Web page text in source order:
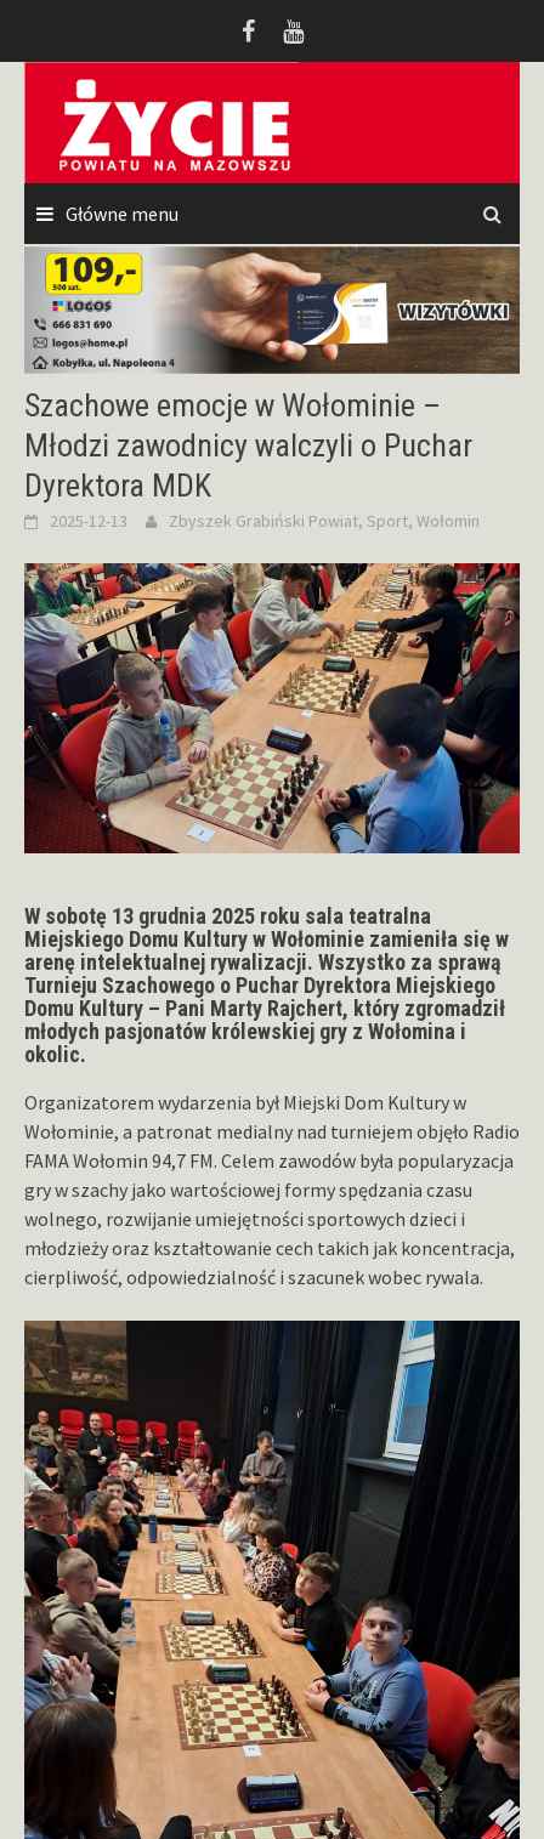
Główne menu
Szachowe emocje w Wołominie –
Młodzi zawodnicy walczyli o Puchar
Dyrektora MDK
2025-12-13 Zbyszek Grabiński Powiat, Sport, Wołomin
W sobotę 13 grudnia 2025 roku sala teatralna
Miejskiego Domu Kultury w Wołominie zamieniła się w
arenę intelektualnej rywalizacji. Wszystko za sprawą
Turnieju Szachowego o Puchar Dyrektora Miejskiego
Domu Kultury – Pani Marty Rajchert, który zgromadził
młodych pasjonatów królewskiej gry z Wołomina i
okolic.
Organizatorem wydarzenia był Miejski Dom Kultury w
Wołominie, a patronat medialny nad turniejem objęło Radio
FAMA Wołomin 94,7 FM. Celem zawodów była popularyzacja
gry w szachy jako wartościowej formy spędzania czasu
wolnego, rozwijanie umiejętności sportowych dzieci i
młodzieży oraz kształtowanie cech takich jak koncentracja,
cierpliwość, odpowiedzialność i szacunek wobec rywala.